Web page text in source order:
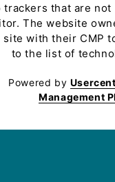
trackers that are
The website
site with their CMP
to the list of
Powered by
Management